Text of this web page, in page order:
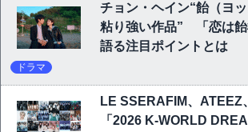
チョン・ヘイン“飴（ヨ
粘り強い作品” 「恋は
語る注目ポイントとは
ドラマ
LE SSERAFIM、ATEEZ
「2026 K-WORLD